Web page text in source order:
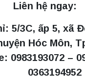
Liên hệ ngay:
5/3C, ấp 5, xã
Hóc Môn,
0983193072 –
0363194952